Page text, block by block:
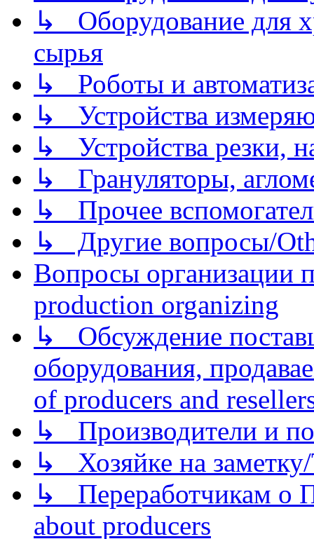
↳ Оборудование для
сырья
↳ Роботы и
↳ Устройства
↳ Устройства резки,
↳ Грануляторы,
↳ Прочее
↳ Другие вопросы/
Вопросы организации
production organizing
↳ Обсуждение
оборудования,
of producers and
↳ Производители и
↳ Хозяйке на
↳ Переработчикам о
about producers